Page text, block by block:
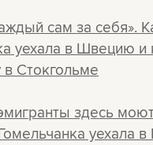
сам за себя».
уехала в Швецию и
в Стокгольме
здесь
уехала